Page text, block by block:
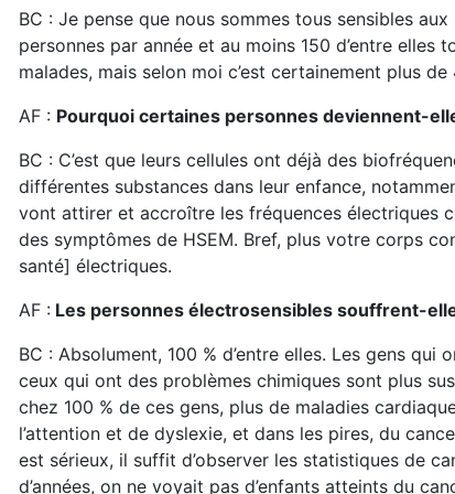
BC : Je pense que nous sommes tous sensibles
personnes par année et au moins 150 d’entre
malades, mais selon moi c’est certainement plus de
AF : Pourquoi certaines personnes deviennent-
BC : C’est que leurs cellules ont déjà des
différentes substances dans leur enfance,
vont attirer et accroître les fréquences électriques
des symptômes de HSEM. Bref, plus votre corps
santé] électriques.
AF : Les personnes électrosensibles souffrent-
BC : Absolument, 100 % d’entre elles. Les gens
ceux qui ont des problèmes chimiques sont plus
chez 100 % de ces gens, plus de maladies
l’attention et de dyslexie, et dans les pires, du
est sérieux, il suffit d’observer les statistiques de
d’années, on ne voyait pas d’enfants atteints du